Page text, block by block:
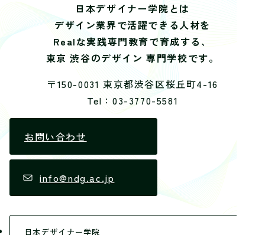
日本デザイナー学院とは
デザイン業界で活躍できる人材を
Realな実践専門教育で育成する、
東京 渋谷のデザイン 専門学校です。
〒150-0031 東京都渋谷区桜丘町4-16
Tel：03-3770-5581
お問い合わせ
info@ndg.ac.jp
日本デザイナー学院